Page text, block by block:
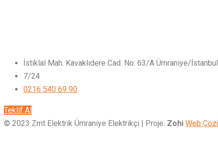
İstiklal Mah. Kavaklıdere Cad. No: 63/A Ümraniye/İstanbul
7/24
0216 540 69 90
Teklif Al
© 2023 Zmt Elektrik Ümraniye Elektrikçi | Proje: Zohi Web